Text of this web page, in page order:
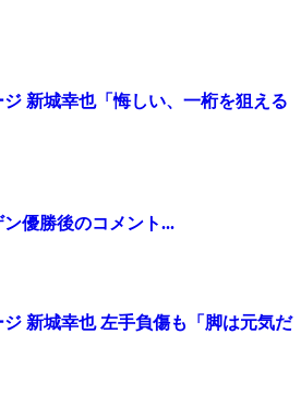
新城幸也「悔しい、一桁を狙える
優勝後のコメント...
新城幸也 左手負傷も「脚は元気だ